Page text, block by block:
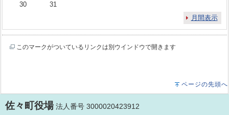
30
31
月間表示
このマークがついているリンクは別ウインドウで開きます
ページの先頭へ
佐々町役場法人番号 3000020423912